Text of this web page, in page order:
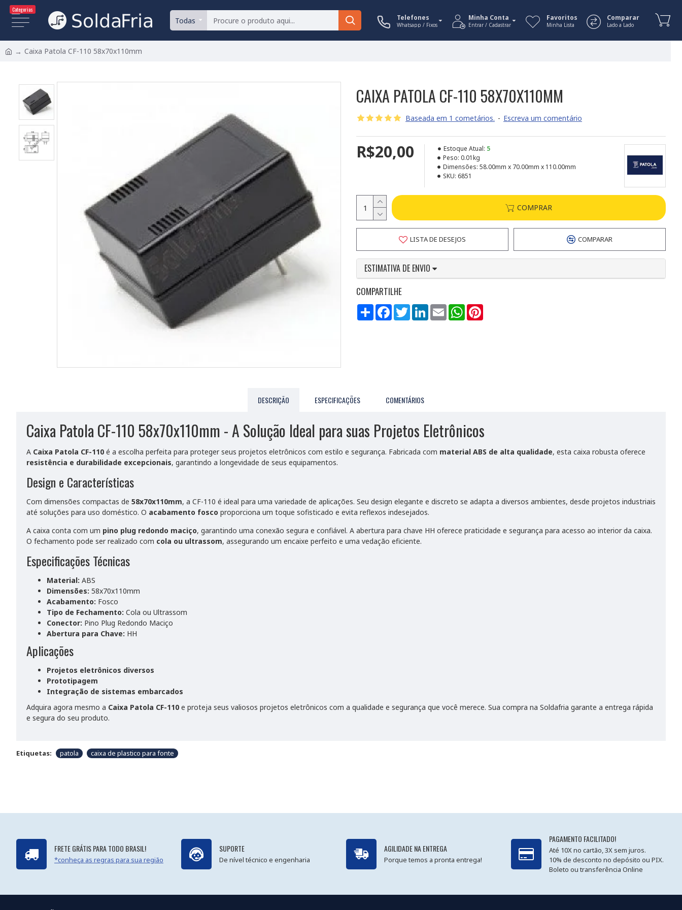
Categorias
Todas Telefones
Whatsapp / Fixos
Minha Conta
Entrar / Cadastrar
Favoritos
Minha Lista
Comparar
Lado a Lado
Caixa Patola CF-110 58x70x110mm
CAIXA PATOLA CF-110 58X70X110MM
Baseada em 1 cometários. - Escreva um comentário
R$20,00 Estoque Atual: 5
Peso: 0.01kg
Dimensões: 58.00mm x 70.00mm x 110.00mm
SKU: 6851
COMPRAR
LISTA DE DESEJOS COMPARAR
ESTIMATIVA DE ENVIO
COMPARTILHE
Compartilhar
FacebookTwitterLinkedInEmail WhatsApp
DESCRIÇÃO ESPECIFICAÇÕES COMENTÁRIOS
Caixa Patola CF-110 58x70x110mm - A Solução Ideal para suas Projetos Eletrônicos
A Caixa Patola CF-110 é a escolha perfeita para proteger seus projetos eletrônicos com estilo e segurança. Fabricada com material ABS de alta qualidade, esta caixa robusta oferece
resistência e durabilidade excepcionais, garantindo a longevidade de seus equipamentos.
Design e Características
Com dimensões compactas de 58x70x110mm, a CF-110 é ideal para uma variedade de aplicações. Seu design elegante e discreto se adapta a diversos ambientes, desde projetos industriais
até soluções para uso doméstico. O acabamento fosco proporciona um toque sofisticado e evita reflexos indesejados.
A caixa conta com um pino plug redondo maciço, garantindo uma conexão segura e confiável. A abertura para chave HH oferece praticidade e segurança para acesso ao interior da caixa.
O fechamento pode ser realizado com cola ou ultrassom, assegurando um encaixe perfeito e uma vedação eficiente.
Especificações Técnicas
Material: ABS
Dimensões: 58x70x110mm
Acabamento: Fosco
Tipo de Fechamento: Cola ou Ultrassom
Conector: Pino Plug Redondo Maciço
Abertura para Chave: HH
Aplicações
Projetos eletrônicos diversos
Prototipagem
Integração de sistemas embarcados
Adquira agora mesmo a Caixa Patola CF-110 e proteja seus valiosos projetos eletrônicos com a qualidade e segurança que você merece. Sua compra na Soldafria garante a entrega rápida
e segura do seu produto.
Etiquetas: patola caixa de plastico para fonte
FRETE GRÁTIS PARA TODO BRASIL!
*conheça as regras para sua região
SUPORTE
De nível técnico e engenharia
AGILIDADE NA ENTREGA
Porque temos a pronta entrega!
PAGAMENTO FACILITADO!
Até 10X no cartão, 3X sem juros.
10% de desconto no depósito ou PIX.
Boleto ou transferência Online